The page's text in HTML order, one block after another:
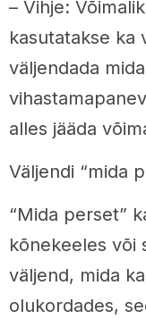
– Vihje:
kasutatakse ka
väljendada
alles jääda
Väljendi “mida
“Mida perset”
kõnekeeles või
väljend, mida
olukordades,